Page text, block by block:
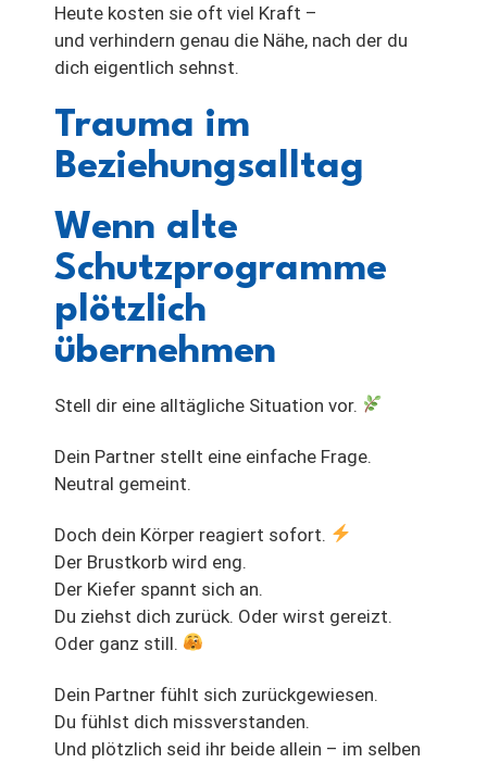
Heute kosten sie oft viel Kraft –
und verhindern genau die Nähe, nach der du
dich eigentlich sehnst.
Trauma im
Beziehungsalltag
Wenn alte
Schutzprogramme
plötzlich
übernehmen
Stell dir eine alltägliche Situation vor.
Dein Partner stellt eine einfache Frage.
Neutral gemeint.
Doch dein Körper reagiert sofort.
Der Brustkorb wird eng.
Der Kiefer spannt sich an.
Du ziehst dich zurück. Oder wirst gereizt.
Oder ganz still.
Dein Partner fühlt sich zurückgewiesen.
Du fühlst dich missverstanden.
Und plötzlich seid ihr beide allein – im selben